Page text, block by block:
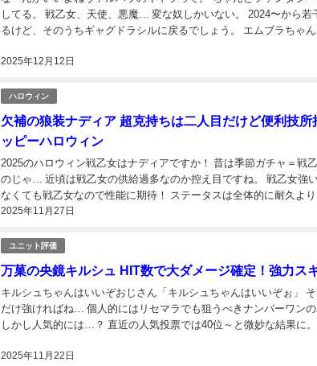
2025年12月12日
してる。 戦乙女、天使、悪魔… 変な奴しかいない。 2024〜から若
るけど、そのうちギャグドラシルに戻るでしょう。 エムブラちゃ
ハロウィン
欠補の狼装ナディア 超克持ちは二人目だけど便利技
ッピーハロウィン
2025年11月27日
2025のハロウィン戦乙女はナディアですか！ 昔は季節ガチャ＝戦
のじゃ… 近頃は戦乙女の供給過多なのか控え目ですね。 戦乙女強
なくても戦乙女なので性能に期待！ ステータスは全体的に耐久よ
では高い部類ですがHPが多く防御力も平均クラス...
ユニット評価
万菓の央鏡キルシュ HIT数で大ダメージ確定！強力ス
2025年11月22日
キルシュちゃんはいいぞおじさん「キルシュちゃんはいいぞぉ」
だけ強ければね… 個人的にはリセマラでも狙うべきナンバーワンの
しかし人気的には…？ 直近の人気投票では40位～と微妙な結果に